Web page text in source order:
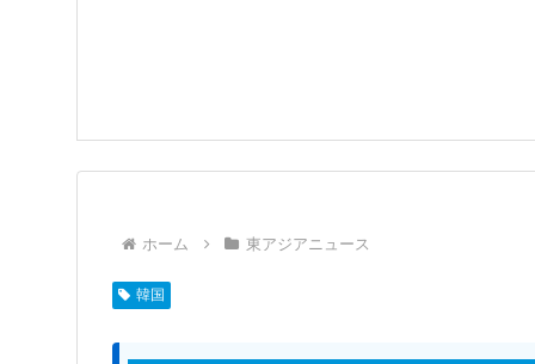
ホーム 東アジアニュース
韓国